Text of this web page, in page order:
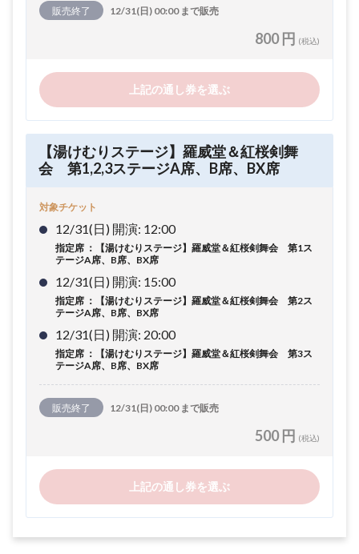
販売終了 12/31(日) 00:00 まで販売
800 円 (税込)
上記の通し券を選ぶ
【湯けむりステージ】羅威堂＆紅桜剣舞
会 第1,2,3ステージA席、B席、BX席
対象チケット
12/31(日) 開演: 12:00
指定席 ：【湯けむりステージ】羅威堂＆紅桜剣舞会 第1ス
テージA席、B席、BX席
12/31(日) 開演: 15:00
指定席 ：【湯けむりステージ】羅威堂＆紅桜剣舞会 第2ス
テージA席、B席、BX席
12/31(日) 開演: 20:00
指定席 ：【湯けむりステージ】羅威堂＆紅桜剣舞会 第3ス
テージA席、B席、BX席
販売終了 12/31(日) 00:00 まで販売
500 円 (税込)
上記の通し券を選ぶ